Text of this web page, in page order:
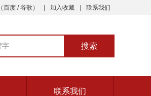
（百度 /谷歌 ） 加入收藏 联系我们
联系我们